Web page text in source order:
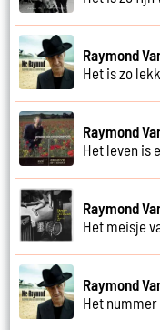
Raymond
Het is zo
Raymond
Het leven is
Raymond
Het meisje
Raymond
Het nummer